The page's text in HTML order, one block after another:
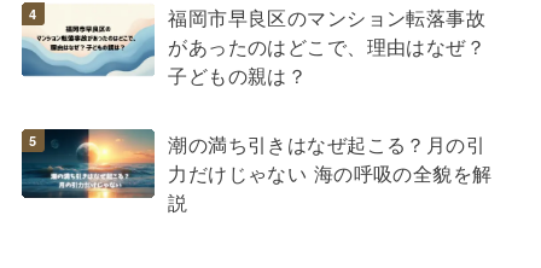
福岡市早良区のマンション転落事故
があったのはどこで、理由はなぜ？
子どもの親は？
潮の満ち引きはなぜ起こる？月の引
力だけじゃない 海の呼吸の全貌を解
説